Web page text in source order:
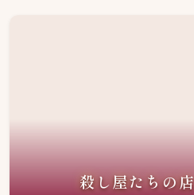
殺し屋たちの